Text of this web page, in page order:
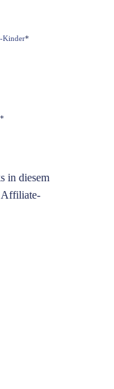
Kinder*
*
in diesem
Affiliate-